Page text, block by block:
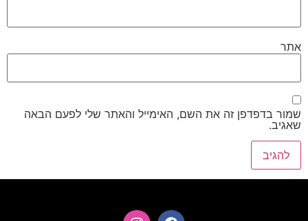
אתר
שמור בדפדפן זה את השם, האימייל והאתר שלי לפעם הבאה
שאגיב.